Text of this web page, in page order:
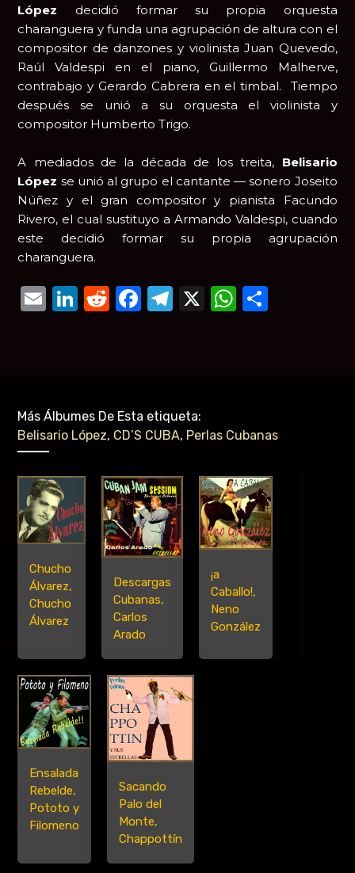
López decidió formar su propia orquesta
charanguera y funda una agrupación de altura con el
compositor de danzones y violinista Juan Quevedo,
Raúl Valdespi en el piano, Guillermo Malherve,
contrabajo y Gerardo Cabrera en el timbal. Tiempo
después se unió a su orquesta el violinista y
compositor Humberto Trigo.
A mediados de la década de los treita, Belisario
López se unió al grupo el cantante — sonero Joseito
Núñez y el gran compositor y pianista Facundo
Rivero, el cual sustituyo a Armando Valdespi, cuando
este decidió formar su propia agrupación
charanguera.
Email
LinkedIn
Reddit
Facebook
Telegram
X
Más Álbumes De Esta etiqueta:
Belisario López, CD’S CUBA, Perlas Cubanas
Chucho
Álvarez,
Chucho
Álvarez
Descargas
Cubanas,
Carlos
Arado
¡a
Caballo!,
Neno
González
Ensalada
Rebelde,
Pototo y
Filomeno
Sacando
Palo del
Monte,
Chappottín